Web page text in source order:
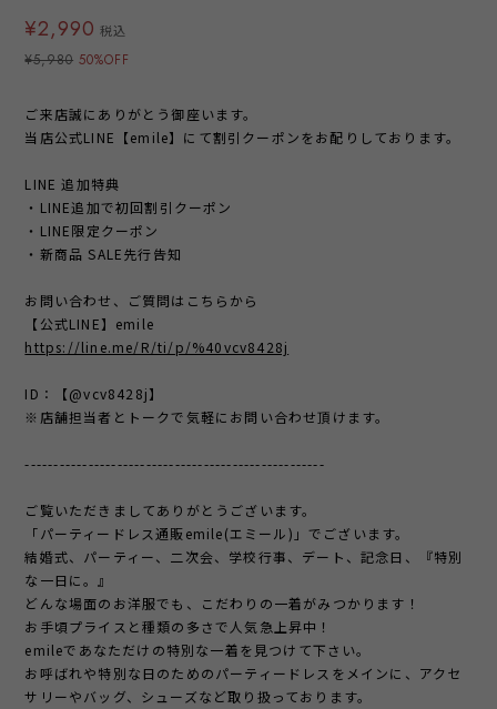
¥2,990 税込
¥5,980 50%OFF
ご来店誠にありがとう御座います。
当店公式LINE【emile】にて割引クーポンをお配りしております。
LINE 追加特典
・LINE追加で初回割引クーポン
・LINE限定クーポン
・新商品 SALE先行告知
お問い合わせ、ご質問はこちらから
【公式LINE】emile
https://line.me/R/ti/p/%40vcv8428j
ID：【@vcv8428j】
※店舗担当者とトークで気軽にお問い合わせ頂けます。
----------------------------------------------------
ご覧いただきましてありがとうございます。
「パーティードレス通販emile(エミール)」でございます。
結婚式、パーティー、二次会、学校行事、デート、記念日、『特別
な一日に。』
どんな場面のお洋服でも、こだわりの一着がみつかります！
お手頃プライスと種類の多さで人気急上昇中！
emileであなただけの特別な一着を見つけて下さい。
お呼ばれや特別な日のためのパーティードレスをメインに、アクセ
サリーやバッグ、シューズなど取り扱っております。